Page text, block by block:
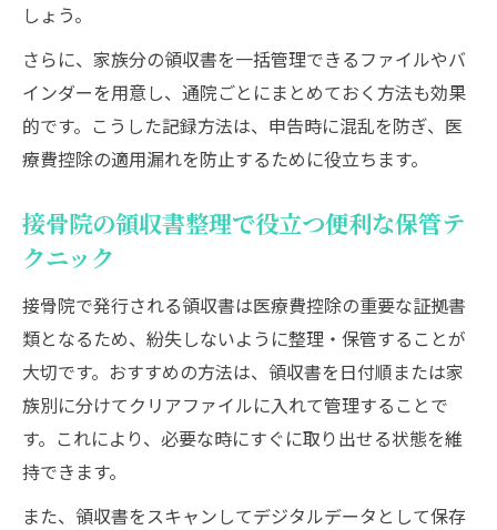
しょう。
さらに、家族分の領収書を一括管理できるファイルやバ
インダーを用意し、通院ごとにまとめておく方法も効果
的です。こうした記録方法は、申告時に混乱を防ぎ、医
療費控除の適用漏れを防止するために役立ちます。
接骨院の領収書整理で役立つ便利な保管テ
クニック
接骨院で発行される領収書は医療費控除の重要な証拠書
類となるため、紛失しないように整理・保管することが
大切です。おすすめの方法は、領収書を日付順または家
族別に分けてクリアファイルに入れて管理することで
す。これにより、必要な時にすぐに取り出せる状態を維
持できます。
また、領収書をスキャンしてデジタルデータとして保存